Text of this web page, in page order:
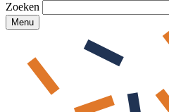
Zoeken
Menu